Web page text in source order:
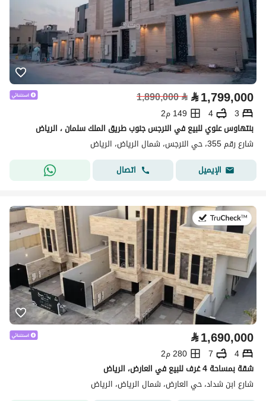
⃁1,799,000
⃁
1,890,000
3
4
149 م2
بنتهاوس علوي للبيع في النرجس جنوب طريق الملك سلمان ، الرياض
شارع رقم 355، حي النرجس، شمال الرياض، الرياض
الإيميل
اتصال
في:4 أغسطس 2026
⃁1,690,000
4
7
280 م2
شقة بمساحة 4 غرف للبيع في العارض، الرياض
شارع ابن شداد، حي العارض، شمال الرياض، الرياض